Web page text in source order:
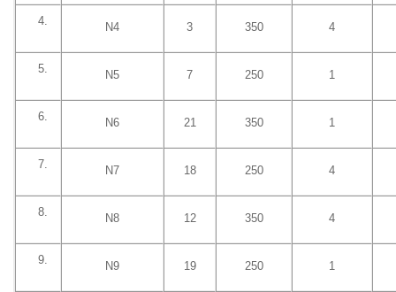
N4 3 350 4
N5 7 250 1
N6 21 350 1
N7 18 250 4
N8 12 350 4
N9 19 250 1